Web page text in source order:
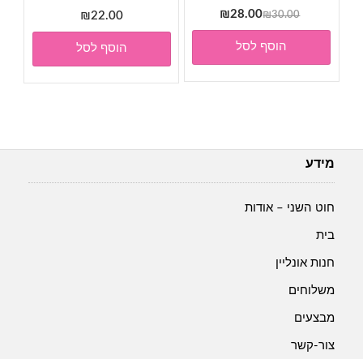
₪30.00
המחיר
המקורי
היה:
₪30.00.
₪28.00
המחיר
הנוכחי
₪28.00.
הוסף לסל
₪22.00
הוסף לסל
מידע
חוט השני – אודות
בית
חנות אונליין
משלוחים
מבצעים
צור-קשר